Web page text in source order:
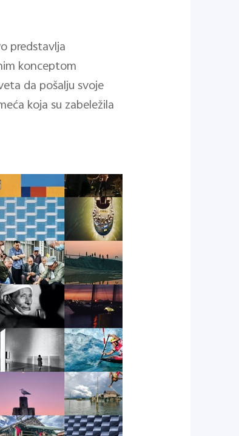
predstavlja
konceptom
da pošalju svoje
koja su zabeležila